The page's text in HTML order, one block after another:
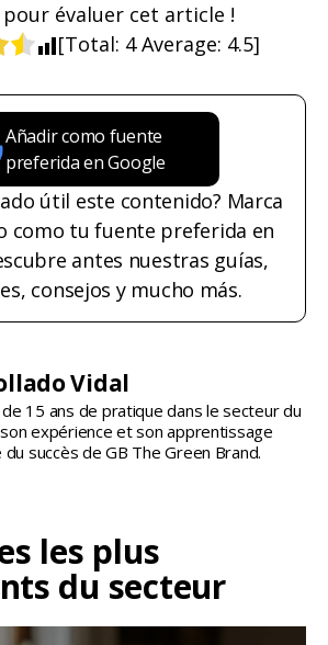
pour évaluer cet article !
[Total: 4Average: 4.5]
Añadir como fuente
preferida en Google
útil este contenido? Marca
como tu fuente preferida en
antes nuestras guías,
consejos y mucho más.
Vidal
15 ans de pratique dans le secteur du
expérience et son apprentissage
du succès de GB The Green Brand.
les plus
du secteur